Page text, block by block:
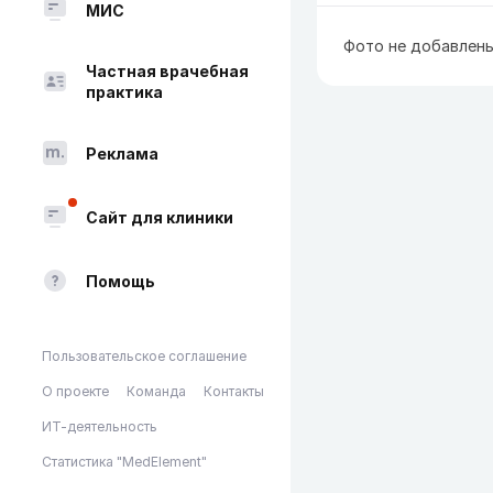
МИС
Частная врачебная
практика
Реклама
Сайт для клиники
Помощь
Пользовательское соглашение
О проекте Команда Контакты
ИТ-деятельность
Статистика "MedElement"
Фото не